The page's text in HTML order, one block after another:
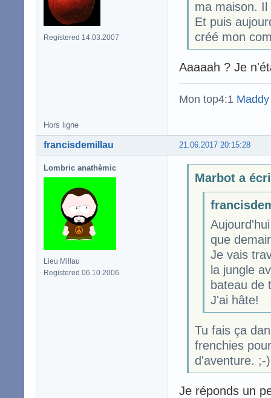
Registered 14.03.2007
ma maison.
Et puis
créé mon
Aaaaah ? Je
Mon top4:1
Hors ligne
21.06.2017 20:15:28
francisdemillau
Lombric anathèmic
Lieu Millau
Registered 06.10.2006
Marbot a
que
Je vais
la jungle
bateau de
J'ai hâte!
Tu fais ça
frenchies
d'aventure. ;-)
Je réponds un